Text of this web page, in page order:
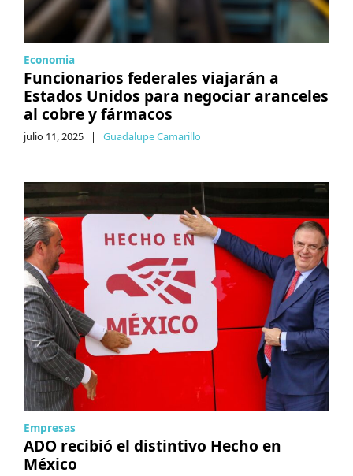
Economia
Funcionarios federales viajarán a
Estados Unidos para negociar aranceles
al cobre y fármacos
julio 11, 2025 | Guadalupe Camarillo
Empresas
ADO recibió el distintivo Hecho en
México